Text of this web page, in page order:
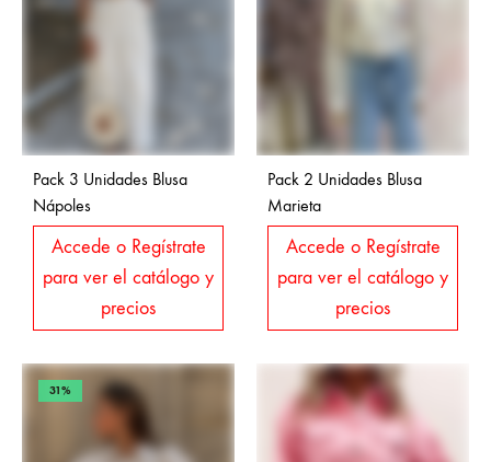
Pack 3 Unidades Blusa
Nápoles
Accede o Regístrate
para ver el catálogo y
precios
Pack 2 Unidades Blusa
Marieta
Accede o Regístrate
para ver el catálogo y
precios
31%